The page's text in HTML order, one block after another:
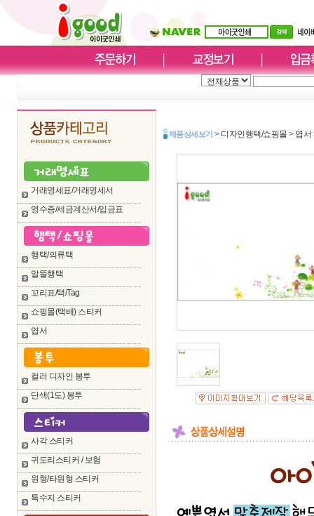
거래명세표/거래명세서
영수증/세금계산서/입금표
행택/의류택
알뜰행택
꼬리표/택/Tag
쇼핑몰(택배) 스티커
엽서
컬러 디자인 봉투
단색(1도) 봉투
사각 스티커
귀도리스티커 / 보험
원형/타원형 스티커
특수지 스티커
제품상세보기 > 디자인행택/쇼핑몰 > 엽서